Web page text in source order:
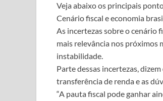
Veja abaixo os principais
Cenário fiscal e economia
As incertezas sobre o cenário
mais relevância nos próximos
instabilidade.
Parte dessas incertezas,
transferência de renda e as
“A pauta fiscal pode ganhar